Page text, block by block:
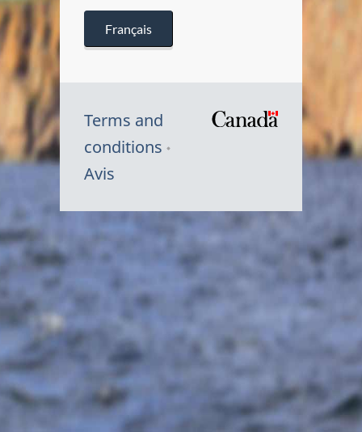
Français
Terms and
conditions
Avis
Symbole
Canada